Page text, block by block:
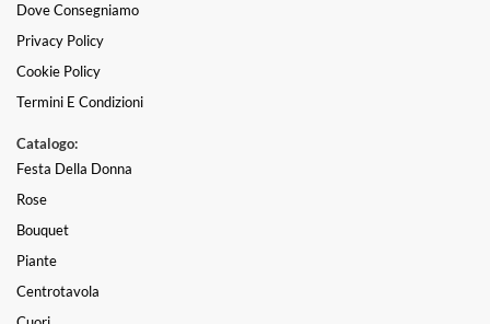
Dove Consegniamo
Privacy Policy
Cookie Policy
Termini E Condizioni
Catalogo:
Festa Della Donna
Rose
Bouquet
Piante
Centrotavola